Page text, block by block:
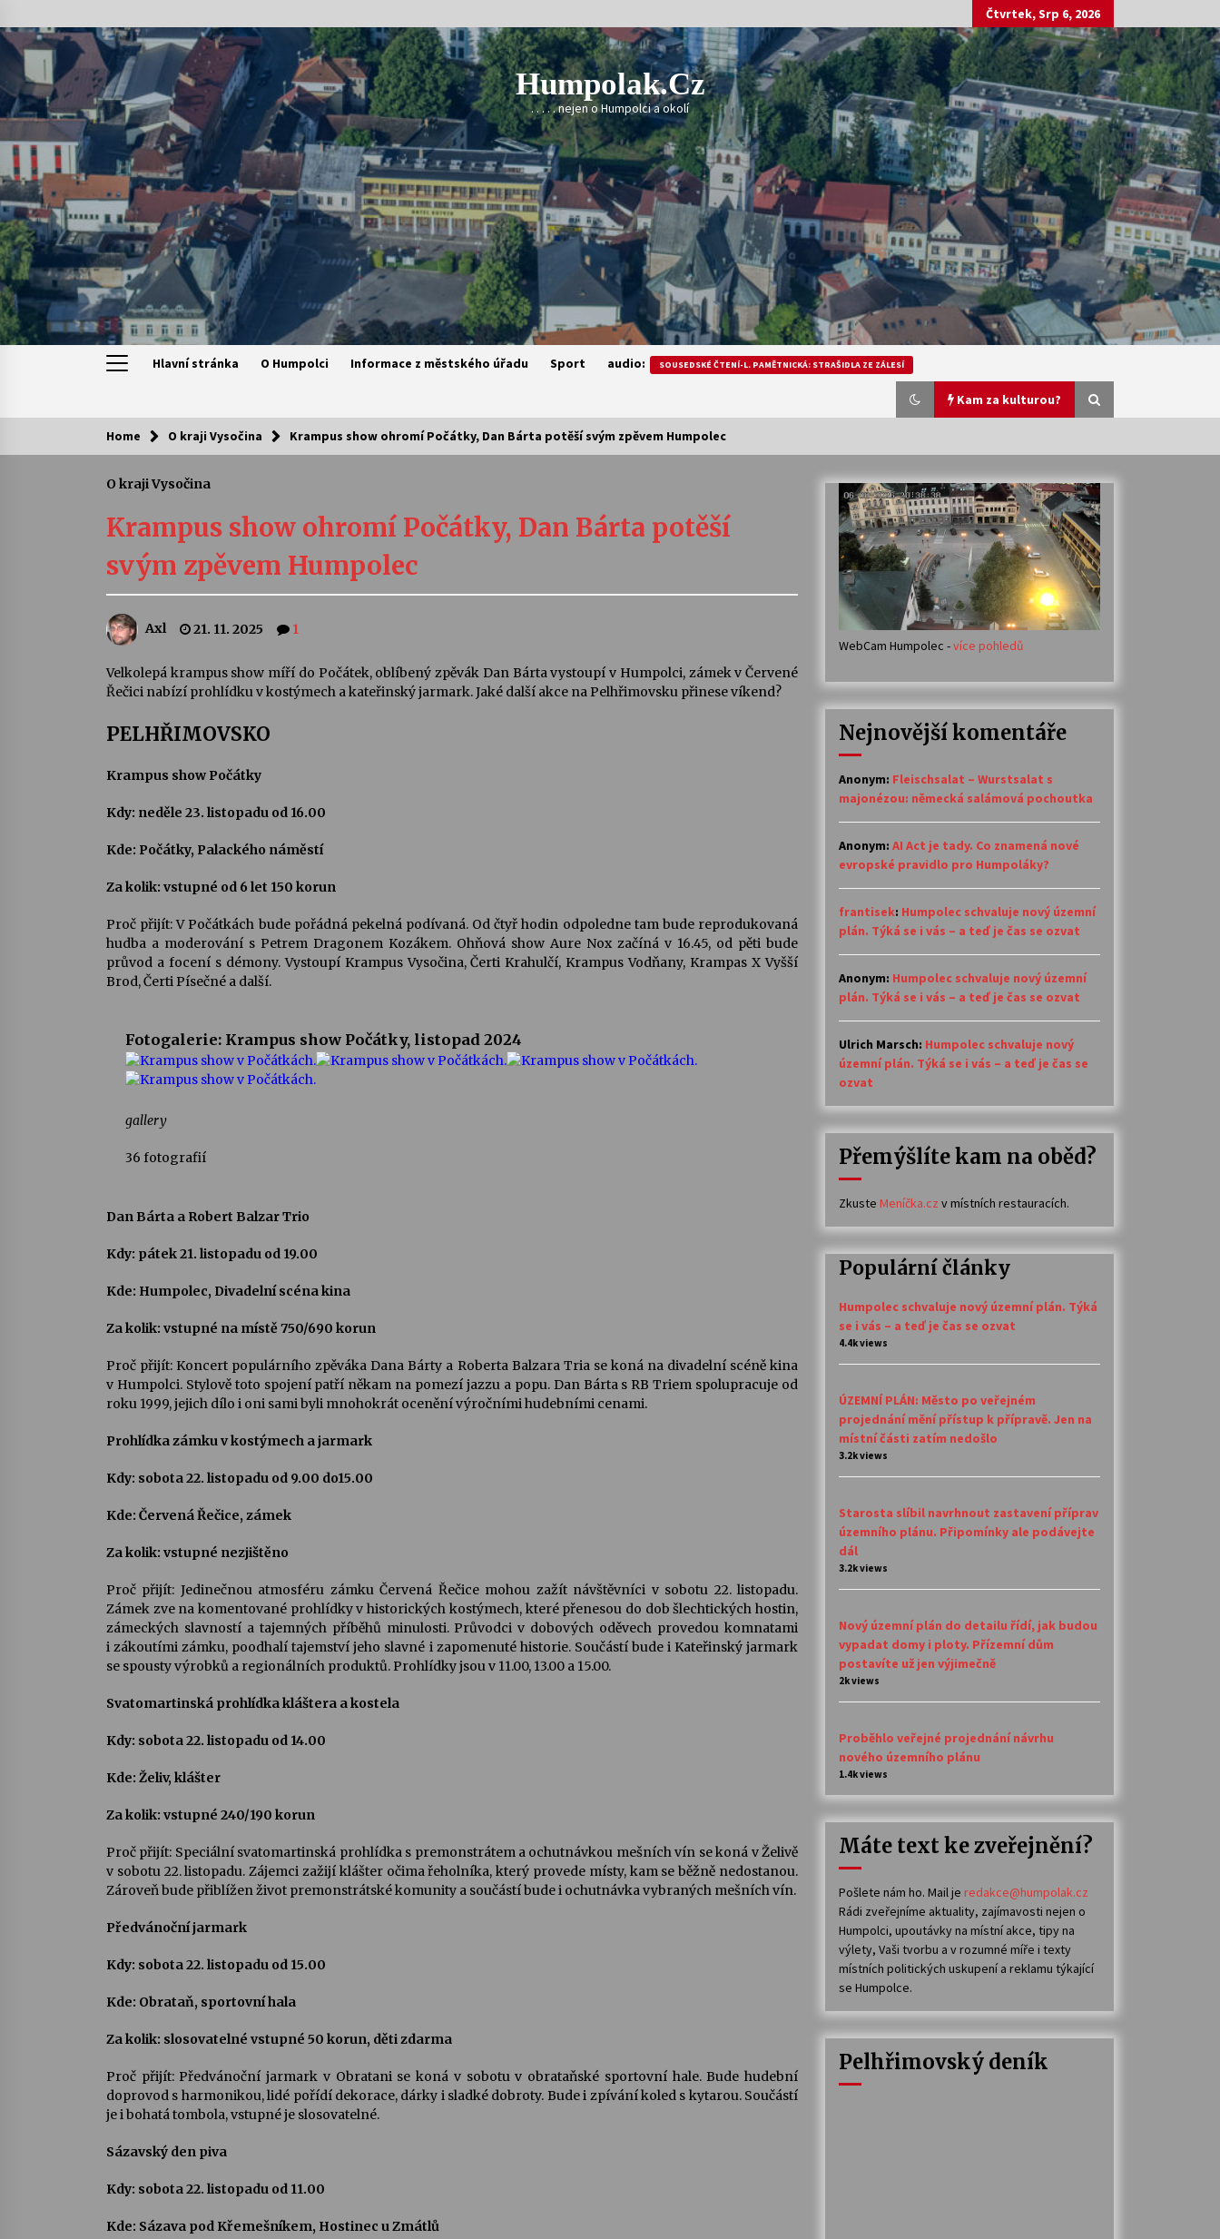
to
content
Čtvrtek, Srp 6, 2026
Humpolak.cz
. . . . . nejen o Humpolci a okolí
Hlavní stránka O Humpolci Informace z městského úřadu Sport audio: SOUSEDSKÉ ČTENÍ-L. PAMĚTNICKÁ: STRAŠIDLA ZE ZÁLESÍ
Kam za kulturou?
Kam za kulturou?
Camerata a Sukuba Ensemble
4. 8. 2026
Stávám se kapkou
30. 7. 2026
Veselí muzikanti
30. 7. 2026
Pozvánka na integrační festival
Quijotova šedesátka: 28. 7.–1. 8.
28. 7. 2026
Kolchoz a Jenakaši
Votavžatský ploty
23. 7. 2026
Letní koncerty ve Stromovce: Rufus
Miller
Vysočinka
17. 7. 2026 14. 7. 2026
Želivě ožije odkaz Josefa Čapka
13. 7. 2026
30. 6. 2026
Home O kraji Vysočina Krampus show ohromí Počátky, Dan Bárta potěší svým zpěvem Humpolec
O kraji Vysočina
Krampus show ohromí Počátky, Dan Bárta potěší
svým zpěvem Humpolec
Axl 21. 11. 2025 1
Velkolepá krampus show míří do Počátek, oblíbený zpěvák Dan Bárta vystoupí v Humpolci, zámek v Červené
Řečici nabízí prohlídku v kostýmech a kateřinský jarmark. Jaké další akce na Pelhřimovsku přinese víkend?
PELHŘIMOVSKO
Krampus show Počátky
Kdy: neděle 23. listopadu od 16.00
Kde: Počátky, Palackého náměstí
Za kolik: vstupné od 6 let 150 korun
Proč přijít: V Počátkách bude pořádná pekelná podívaná. Od čtyř hodin odpoledne tam bude reprodukovaná
hudba a moderování s Petrem Dragonem Kozákem. Ohňová show Aure Nox začíná v 16.45, od pěti bude
průvod a focení s démony. Vystoupí Krampus Vysočina, Čerti Krahulčí, Krampus Vodňany, Krampas X Vyšší
Brod, Čerti Písečné a další.
Fotogalerie: Krampus show Počátky, listopad 2024
gallery
36 fotografií
Dan Bárta a Robert Balzar Trio
Kdy: pátek 21. listopadu od 19.00
Kde: Humpolec, Divadelní scéna kina
Za kolik: vstupné na místě 750/690 korun
Proč přijít: Koncert populárního zpěváka Dana Bárty a Roberta Balzara Tria se koná na divadelní scéně kina
v Humpolci. Stylově toto spojení patří někam na pomezí jazzu a popu. Dan Bárta s RB Triem spolupracuje od
roku 1999, jejich dílo i oni sami byli mnohokrát ocenění výročními hudebními cenami.
Prohlídka zámku v kostýmech a jarmark
Kdy: sobota 22. listopadu od 9.00 do15.00
Kde: Červená Řečice, zámek
Za kolik: vstupné nezjištěno
Proč přijít: Jedinečnou atmosféru zámku Červená Řečice mohou zažít návštěvníci v sobotu 22. listopadu.
Zámek zve na komentované prohlídky v historických kostýmech, které přenesou do dob šlechtických hostin,
zámeckých slavností a tajemných příběhů minulosti. Průvodci v dobových oděvech provedou komnatami
i zákoutími zámku, poodhalí tajemství jeho slavné i zapomenuté historie. Součástí bude i Kateřinský jarmark
se spousty výrobků a regionálních produktů. Prohlídky jsou v 11.00, 13.00 a 15.00.
Svatomartinská prohlídka kláštera a kostela
Kdy: sobota 22. listopadu od 14.00
Kde: Želiv, klášter
Za kolik: vstupné 240/190 korun
Proč přijít: Speciální svatomartinská prohlídka s premonstrátem a ochutnávkou mešních vín se koná v Želivě
v sobotu 22. listopadu. Zájemci zažijí klášter očima řeholníka, který provede místy, kam se běžně nedostanou.
Zároveň bude přiblížen život premonstrátské komunity a součástí bude i ochutnávka vybraných mešních vín.
Předvánoční jarmark
Kdy: sobota 22. listopadu od 15.00
Kde: Obrataň, sportovní hala
Za kolik: slosovatelné vstupné 50 korun, děti zdarma
Proč přijít: Předvánoční jarmark v Obratani se koná v sobotu v obrataňské sportovní hale. Bude hudební
doprovod s harmonikou, lidé pořídí dekorace, dárky i sladké dobroty. Bude i zpívání koled s kytarou. Součástí
je i bohatá tombola, vstupné je slosovatelné.
Sázavský den piva
Kdy: sobota 22. listopadu od 11.00
Kde: Sázava pod Křemešníkem, Hostinec u Zmátlů
WebCam Humpolec -více pohledů
Nejnovější komentáře
Anonym: Fleischsalat – Wurstsalat s
majonézou: německá salámová pochoutka
Anonym: AI Act je tady. Co znamená nové
evropské pravidlo pro Humpoláky?
frantisek: Humpolec schvaluje nový územní
plán. Týká se i vás – a teď je čas se ozvat
Anonym: Humpolec schvaluje nový územní
plán. Týká se i vás – a teď je čas se ozvat
Ulrich Marsch: Humpolec schvaluje nový
územní plán. Týká se i vás – a teď je čas se
ozvat
Přemýšlíte kam na oběd?
Zkuste Meníčka.cz v místních restauracích.
Populární články
Humpolec schvaluje nový územní plán. Týká
se i vás – a teď je čas se ozvat
4.4k views
ÚZEMNÍ PLÁN: Město po veřejném
projednání mění přístup k přípravě. Jen na
místní části zatím nedošlo
3.2k views
Starosta slíbil navrhnout zastavení příprav
územního plánu. Připomínky ale podávejte
dál
3.2k views
Nový územní plán do detailu řídí, jak budou
vypadat domy i ploty. Přízemní dům
postavíte už jen výjimečně
2k views
Proběhlo veřejné projednání návrhu
nového územního plánu
1.4k views
Máte text ke zveřejnění?
Pošlete nám ho. Mail je redakce@humpolak.cz
Rádi zveřejníme aktuality, zajímavosti nejen o
Humpolci, upoutávky na místní akce, tipy na
výlety, Vaši tvorbu a v rozumné míře i texty
místních politických uskupení a reklamu týkající
se Humpolce.
Pelhřimovský deník